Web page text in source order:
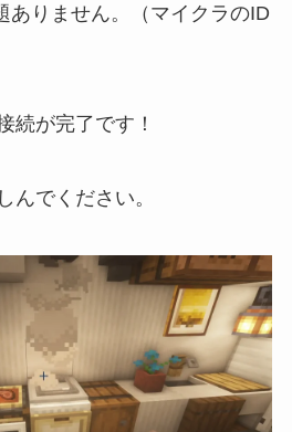
ありません。（マイクラのID
続が完了です！
んでください。